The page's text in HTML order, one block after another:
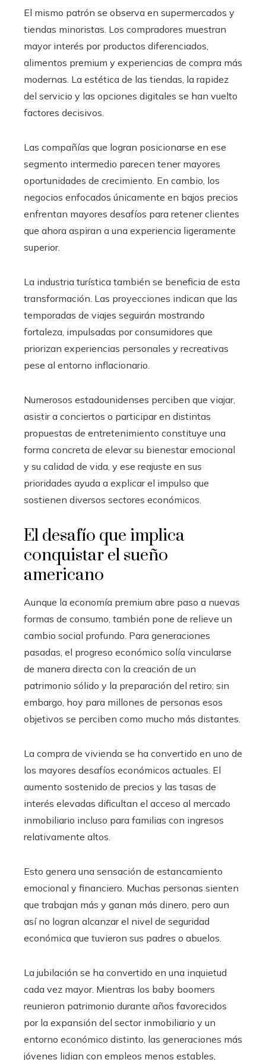
El mismo patrón se observa en supermercados y
tiendas minoristas. Los compradores muestran
mayor interés por productos diferenciados,
alimentos premium y experiencias de compra más
modernas. La estética de las tiendas, la rapidez
del servicio y las opciones digitales se han vuelto
factores decisivos.
Las compañías que logran posicionarse en ese
segmento intermedio parecen tener mayores
oportunidades de crecimiento. En cambio, los
negocios enfocados únicamente en bajos precios
enfrentan mayores desafíos para retener clientes
que ahora aspiran a una experiencia ligeramente
superior.
La industria turística también se beneficia de esta
transformación. Las proyecciones indican que las
temporadas de viajes seguirán mostrando
fortaleza, impulsadas por consumidores que
priorizan experiencias personales y recreativas
pese al entorno inflacionario.
Numerosos estadounidenses perciben que viajar,
asistir a conciertos o participar en distintas
propuestas de entretenimiento constituye una
forma concreta de elevar su bienestar emocional
y su calidad de vida, y ese reajuste en sus
prioridades ayuda a explicar el impulso que
sostienen diversos sectores económicos.
El desafío que implica
conquistar el sueño
americano
Aunque la economía premium abre paso a nuevas
formas de consumo, también pone de relieve un
cambio social profundo. Para generaciones
pasadas, el progreso económico solía vincularse
de manera directa con la creación de un
patrimonio sólido y la preparación del retiro; sin
embargo, hoy para millones de personas esos
objetivos se perciben como mucho más distantes.
La compra de vivienda se ha convertido en uno de
los mayores desafíos económicos actuales. El
aumento sostenido de precios y las tasas de
interés elevadas dificultan el acceso al mercado
inmobiliario incluso para familias con ingresos
relativamente altos.
Esto genera una sensación de estancamiento
emocional y financiero. Muchas personas sienten
que trabajan más y ganan más dinero, pero aun
así no logran alcanzar el nivel de seguridad
económica que tuvieron sus padres o abuelos.
La jubilación se ha convertido en una inquietud
cada vez mayor. Mientras los baby boomers
reunieron patrimonio durante años favorecidos
por la expansión del sector inmobiliario y un
entorno económico distinto, las generaciones más
jóvenes lidian con empleos menos estables,